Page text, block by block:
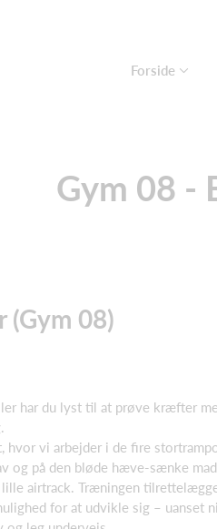
Forside
Gym 08 -
(Gym 08)
har du lyst til at prøve kræfter
hvor vi arbejder i de fire
og på den bløde hæve-sænke
airtrack. Træningen
for at udvikle sig – uanset